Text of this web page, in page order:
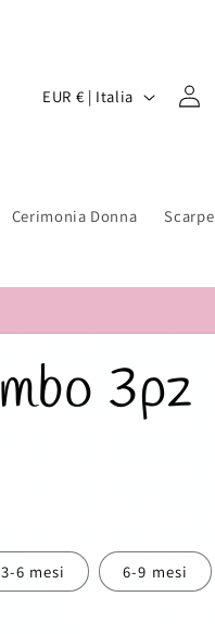
Cerimonia Donna Scarpe
P
s
A
r
e
o
EUR € | Italia Accedi
3pz
3-6 mesi 6-9 mesi